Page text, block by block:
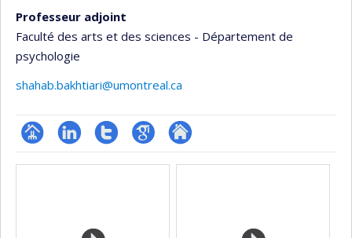
Professeur adjoint
Faculté des arts et des sciences - Département de
psychologie
shahab.bakhtiari@umontreal.ca
Page LinkedInCompteGoogleAutre
Médias